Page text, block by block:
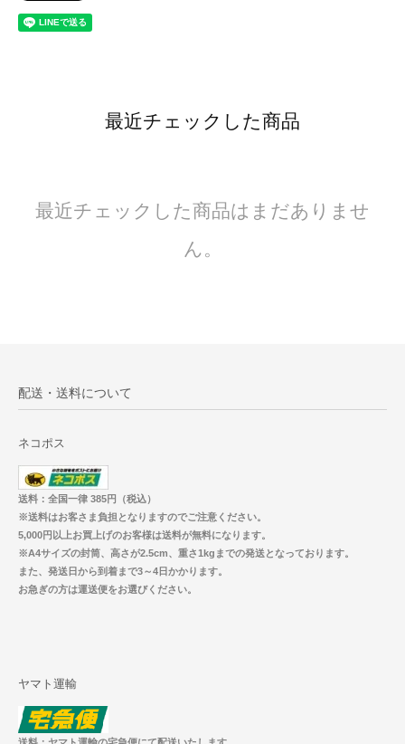
最近チェックした商品
最近チェックした商品はまだありませ
ん。
配送・送料について
ネコポス
送料：全国一律 385円（税込）
※送料はお客さま負担となりますのでご注意ください。
5,000円以上お買上げのお客様は送料が無料になります。
※A4サイズの封筒、高さが2.5cm、重さ1kgまでの発送となっております。
また、発送日から到着まで3～4日かかります。
お急ぎの方は運送便をお選びください。
ヤマト運輸